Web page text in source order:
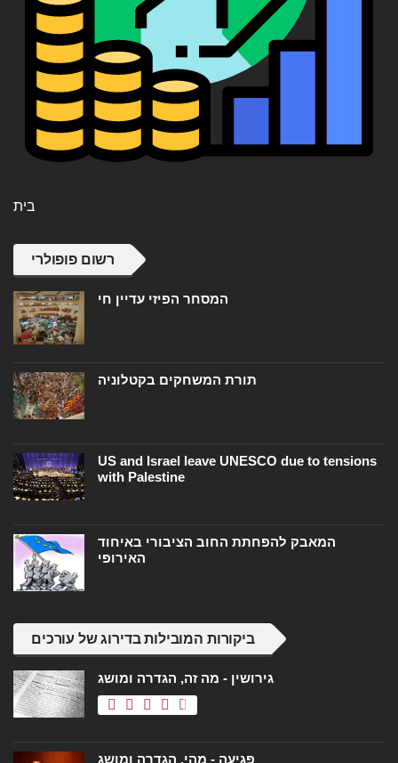
בית
רשום פופולרי
המסחר הפיזי עדיין חי
תורת המשחקים בקטלוניה
US and Israel leave UNESCO due to tensions
with Palestine
המאבק להפחתת החוב הציבורי באיחוד
האירופי
ביקורות המובילות בדירוג של עורכים
גירושין - מה זה, הגדרה ומושג
פגיעה - מהי, הגדרה ומושג